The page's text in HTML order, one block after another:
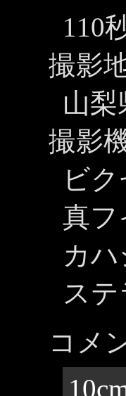
110
撮影
山
撮影
ビ
真フ
カ
ス
コメ